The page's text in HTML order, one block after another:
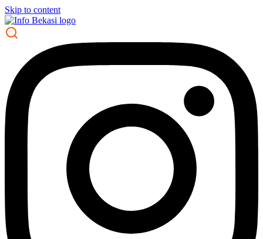
Skip to content